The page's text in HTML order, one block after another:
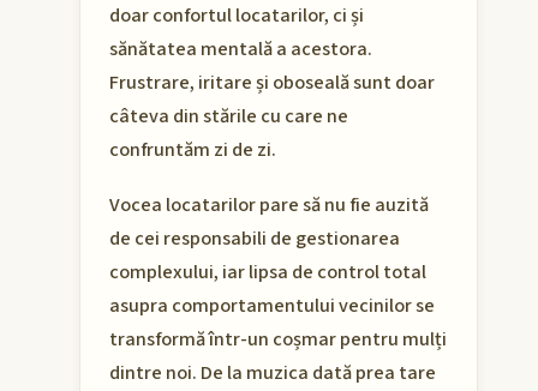
doar confortul locatarilor, ci și
sănătatea mentală a acestora.
Frustrare, iritare și oboseală sunt doar
câteva din stările cu care ne
confruntăm zi de zi.
Vocea locatarilor pare să nu fie auzită
de cei responsabili de gestionarea
complexului, iar lipsa de control total
asupra comportamentului vecinilor se
transformă într-un coșmar pentru mulți
dintre noi. De la muzica dată prea tare